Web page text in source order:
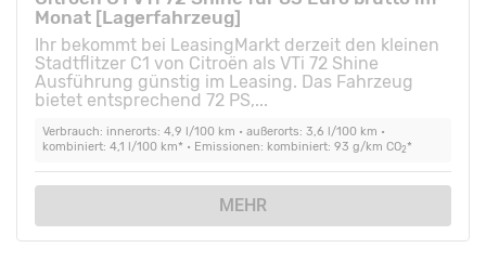
Monat [Lagerfahrzeug]
Ihr bekommt bei LeasingMarkt derzeit den kleinen
Stadtflitzer C1 von Citroën als VTi 72 Shine
Ausführung günstig im Leasing. Das Fahrzeug
bietet entsprechend 72 PS,...
Verbrauch: innerorts: 4,9 l/100 km • außerorts: 3,6 l/100 km •
kombiniert: 4,1 l/100 km* • Emissionen: kombiniert: 93 g/km CO2*
MEHR